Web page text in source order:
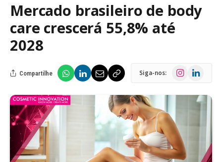
Mercado brasileiro de body
care crescerá 55,8% até
2028
Compartilhe Siga-nos: InstagramLinkedIn